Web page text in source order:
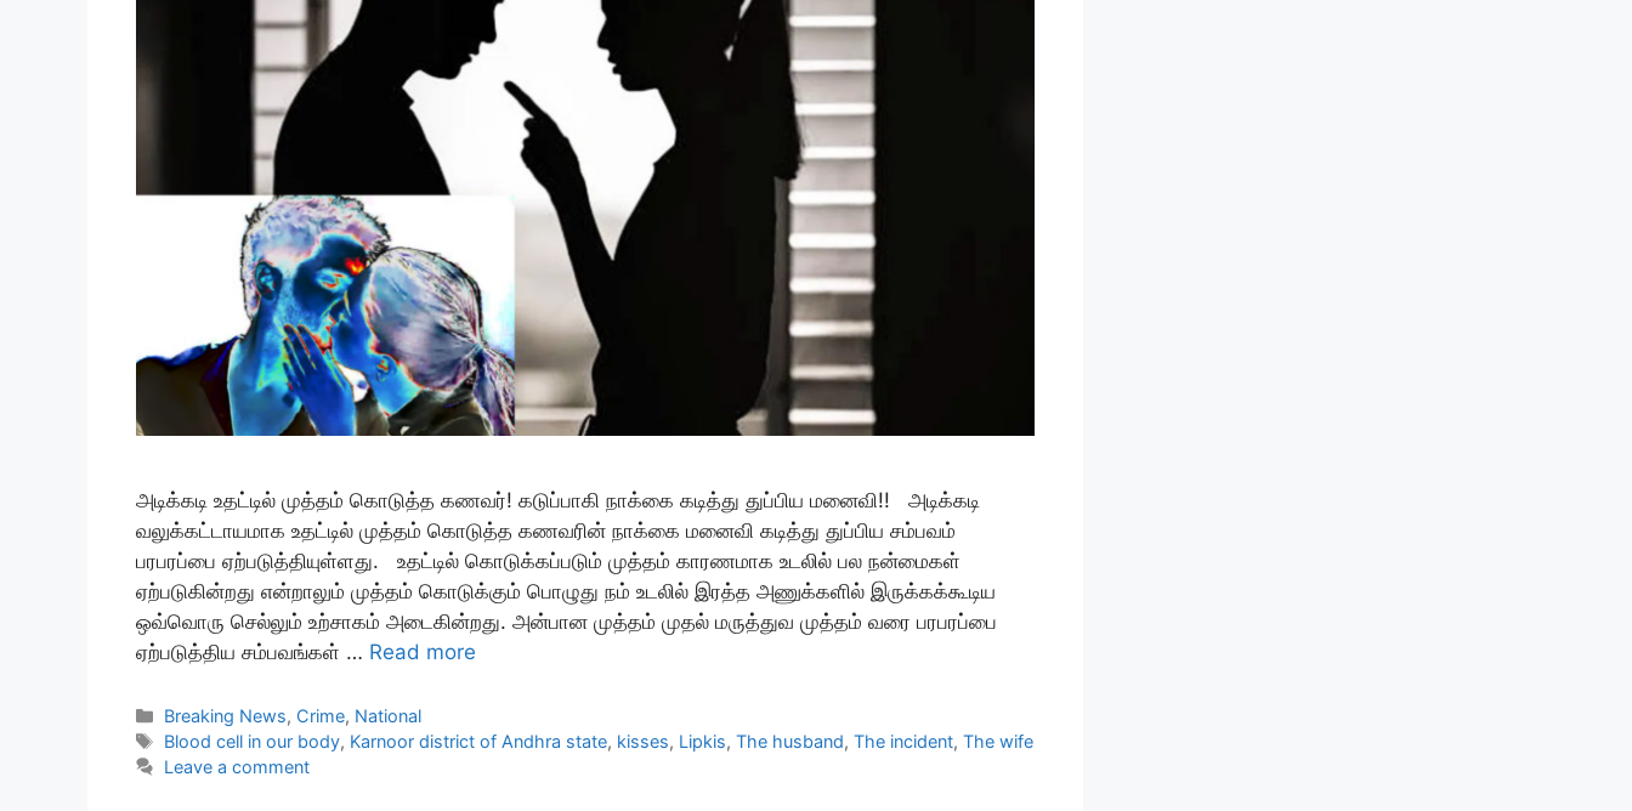
அடிக்கடி உதட்டில் முத்தம் கொடுத்த கணவர்! கடுப்பாகி நாக்கை கடித்து துப்பிய மனைவி!! அடிக்கடி
வலுக்கட்டாயமாக உதட்டில் முத்தம் கொடுத்த கணவரின் நாக்கை மனைவி கடித்து துப்பிய சம்பவம்
பரபரப்பை ஏற்படுத்தியுள்ளது. உதட்டில் கொடுக்கப்படும் முத்தம் காரணமாக உடலில் பல நன்மைகள்
ஏற்படுகின்றது என்றாலும் முத்தம் கொடுக்கும் பொழுது நம் உடலில் இரத்த அணுக்களில் இருக்கக்கூடிய
ஒவ்வொரு செல்லும் உற்சாகம் அடைகின்றது. அன்பான முத்தம் முதல் மருத்துவ முத்தம் வரை பரபரப்பை
ஏற்படுத்திய சம்பவங்கள் … Read more
Categories
Breaking News, Crime, National
Tags
Blood cell in our body, Karnoor district of Andhra state, kisses, Lipkis,The husband,The incident,The wife
Leave a comment